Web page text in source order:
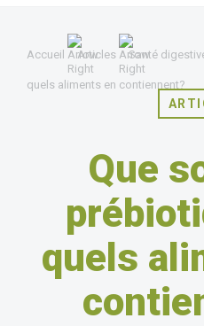
Accueil Articles Santé
quels aliments en contiennent?
Que
quels